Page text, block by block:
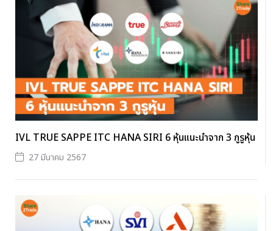
IVL TRUE SAPPE ITC HANA SIRI 6 หุ้นแนะนำจาก 3 กูรูหุ้น
27 มีนาคม 2567